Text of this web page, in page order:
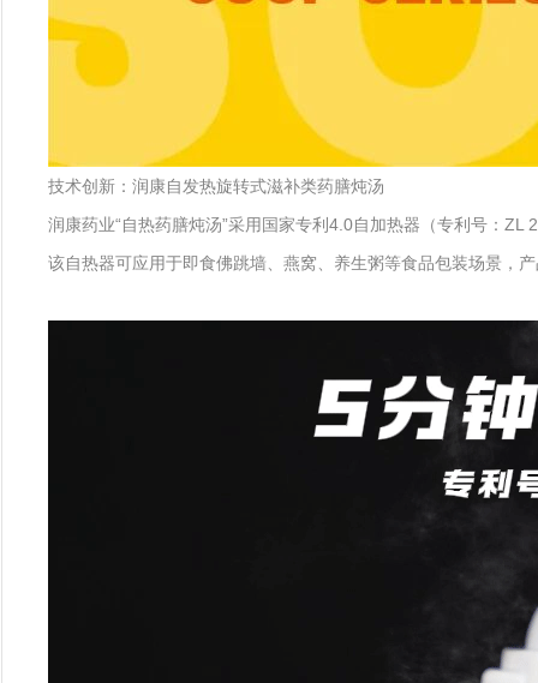
技术创新：润康自发热旋转式滋补类药膳炖汤
润康药业“自热药膳炖汤”采用国家专利4.0自加热器（专利号：
该自热器可应用于即食佛跳墙、燕窝、养生粥等食品包装场景，